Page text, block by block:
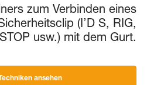
zum Verbinden eines
(I’D S, RIG,
STOP usw.) mit dem Gurt.
ansehen